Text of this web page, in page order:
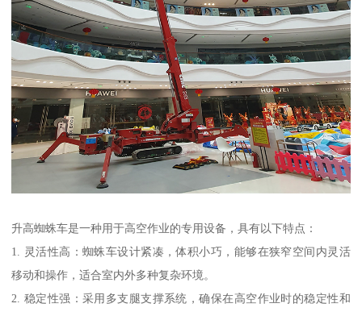
升高蜘蛛车是一种用于高空作业的专用设备，具有以下特点：
1. 灵活性高：蜘蛛车设计紧凑，体积小巧，能够在狭窄空间内灵活
移动和操作，适合室内外多种复杂环境。
2. 稳定性强：采用多支腿支撑系统，确保在高空作业时的稳定性和